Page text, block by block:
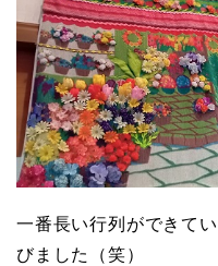
一番長い行列ができて
びました（笑）